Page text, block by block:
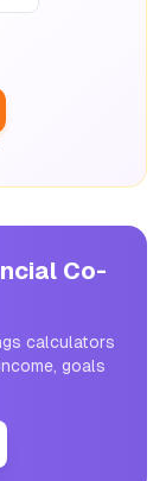
Co-
calculators
goals